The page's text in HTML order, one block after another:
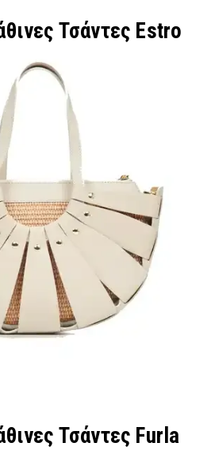
Τσάντες Estro
Τσάντες Furla